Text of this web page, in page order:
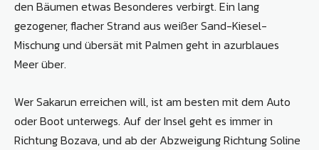
den Bäumen etwas Besonderes verbirgt. Ein lang
gezogener, flacher Strand aus weißer Sand-Kiesel-
Mischung und übersät mit Palmen geht in azurblaues
Meer über.
Wer Sakarun erreichen will, ist am besten mit dem Auto
oder Boot unterwegs. Auf der Insel geht es immer in
Richtung Bozava, und ab der Abzweigung Richtung Soline